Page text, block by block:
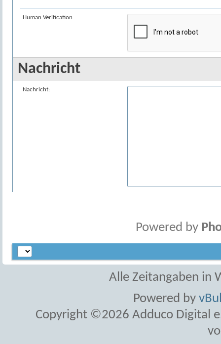
Human Verification
Nachricht
Nachricht:
Powered by
Alle Zeitangaben in
Powered by
Copyright ©2026 Adduco Digital